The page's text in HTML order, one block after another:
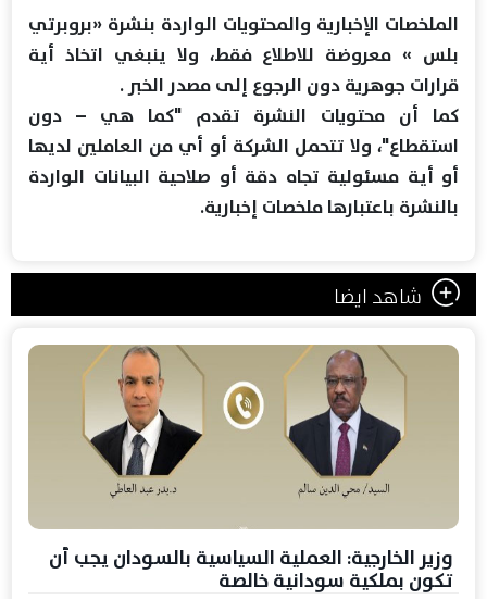
الملخصات الإخبارية والمحتويات الواردة بنشرة «بروبرتي
بلس » معروضة للاطلاع فقط، ولا ينبغي اتخاذ أية
قرارات جوهرية دون الرجوع إلى مصدر الخبر .
كما أن محتويات النشرة تقدم "كما هي – دون
استقطاع"، ولا تتحمل الشركة أو أي من العاملين لديها
أو أية مسئولية تجاه دقة أو صلاحية البيانات الواردة
بالنشرة باعتبارها ملخصات إخبارية.
شاهد ايضا
وزير الخارجية: العملية السياسية بالسودان يجب أن
تكون بملكية سودانية خالصة